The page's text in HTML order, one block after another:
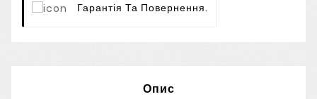
Гарантія Та Повернення.
Опис